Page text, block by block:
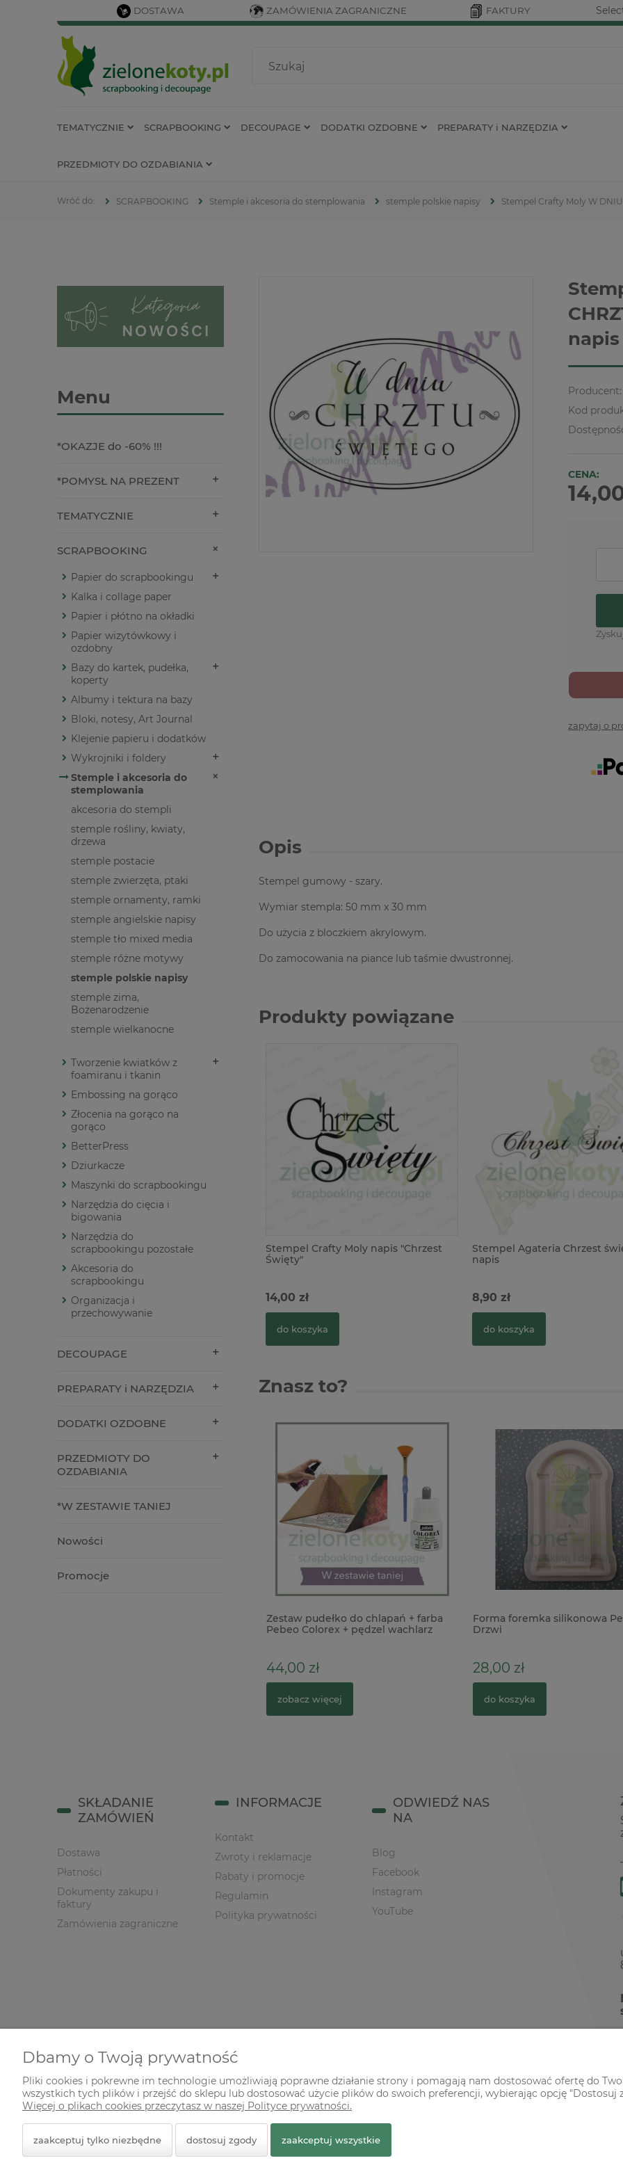
DOSTAWA ZAMÓWIENIA ZAGRANICZNE FAKTURY
TEMATYCZNIE SCRAPBOOKING DECOUPAGE DODATKI OZDOBNE PREPARATY i NARZĘDZIA
PRZEDMIOTY DO OZDABIANIA
SCRAPBOOKING Stemple i akcesoria do stemplowania stemple polskie napisy Stempel Crafty Moly W
Menu
*OKAZJE do -60% !!!
*POMYSŁ NA PREZENT
TEMATYCZNIE
SCRAPBOOKING
Papier do scrapbookingu
Kalka i collage paper
Papier i płótno na okładki
Papier wizytówkowy i
ozdobny
Bazy do kartek, pudełka,
koperty
Albumy i tektura na bazy
Bloki, notesy, Art Journal
Klejenie papieru i dodatków
Wykrojniki i foldery
Stemple i akcesoria do
stemplowania
akcesoria do stempli
stemple rośliny, kwiaty,
drzewa
stemple postacie
stemple zwierzęta, ptaki
stemple ornamenty, ramki
stemple angielskie napisy
stemple tło mixed media
stemple różne motywy
stemple polskie napisy
stemple zima,
Bożenarodzenie
stemple wielkanocne
Tworzenie kwiatków z
foamiranu i tkanin
Embossing na gorąco
Złocenia na gorąco na
gorąco
BetterPress
Dziurkacze
Maszynki do scrapbookingu
Narzędzia do cięcia i
bigowania
Narzędzia do
scrapbookingu pozostałe
Akcesoria do
scrapbookingu
Organizacja i
przechowywanie
DECOUPAGE
PREPARATY i NARZĘDZIA
DODATKI OZDOBNE
PRZEDMIOTY DO
OZDABIANIA
*W ZESTAWIE TANIEJ
Nowości
Promocje
napis
Producent:
Kod
CENA:
zapytaj o
Opis
Stempel gumowy - szary.
Wymiar stempla: 50 mm x 30 mm
Do użycia z bloczkiem akrylowym.
Do zamocowania na piance lub taśmie dwustronnej.
Produkty powiązane
Stempel Crafty Moly napis "Chrzest
Święty"
14,00 zł
do koszyka
Stempel Agateria Chrzest
napis
8,90 zł
do koszyka
Znasz to?
Zestaw pudełko do chlapań + farba
Pebeo Colorex + pędzel wachlarz
44,00 zł
zobacz więcej
Forma foremka silikonowa
Drzwi
28,00 zł
do koszyka
SKŁADANIE
ZAMÓWIEŃ
Dostawa
Płatności
Dokumenty zakupu i
faktury
Zamówienia zagraniczne
INFORMACJE
Kontakt
Zwroty i reklamacje
Rabaty i promocje
Regulamin
Polityka prywatności
ODWIEDŹ NAS
NA
Blog
Facebook
Instagram
YouTube
© 2026 zielonekoty.pl. Wszelkie prawa zastrzeżone.
Dbamy o Twoją prywatność
Pliki cookies i pokrewne im technologie umożliwiają poprawne działanie strony i pomagają nam dostosować ofertę do
wszystkich tych plików i przejść do sklepu lub dostosować użycie plików do swoich preferencji, wybierając opcję "Dostosuj
Więcej o plikach cookies przeczytasz w naszej Polityce prywatności.
zaakceptuj tylko niezbędne dostosuj zgody zaakceptuj wszystkie